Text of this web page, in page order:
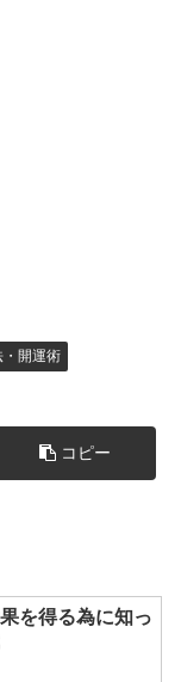
開運術
コピー
を得る為に知っ